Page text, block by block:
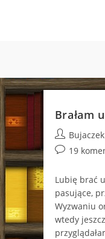
Brałam
Post
author:
Bujaczek
Post19
Lubię brać
pasujące,
Wyzwaniu
wtedy